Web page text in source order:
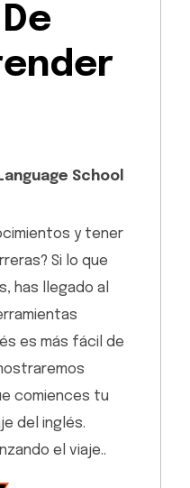
School
y tener
Si lo que
has llegado al
es más fácil de
comiences tu
del inglés.
el viaje..